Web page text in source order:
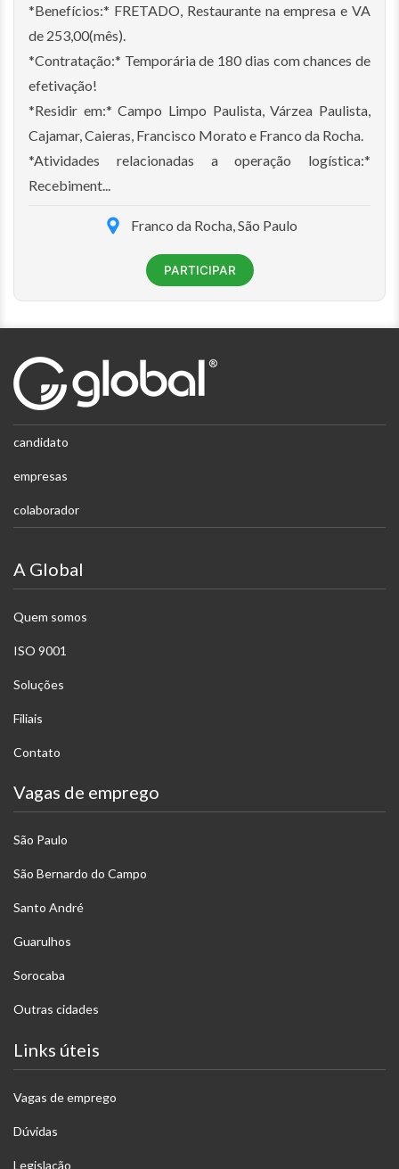
*Benefícios:* FRETADO, Restaurante na empresa e VA
de 253,00(mês).
*Contratação:* Temporária de 180 dias com chances de
efetivação!
*Residir em:* Campo Limpo Paulista, Várzea Paulista,
Cajamar, Caieras, Francisco Morato e Franco da Rocha.
*Atividades relacionadas a operação logística:*
Recebiment...
Franco da Rocha, São Paulo
PARTICIPAR
candidato
empresas
colaborador
A Global
Quem somos
ISO 9001
Soluções
Filiais
Contato
Vagas de emprego
São Paulo
São Bernardo do Campo
Santo André
Guarulhos
Sorocaba
Outras cidades
Links úteis
Vagas de emprego
Dúvidas
Legislação